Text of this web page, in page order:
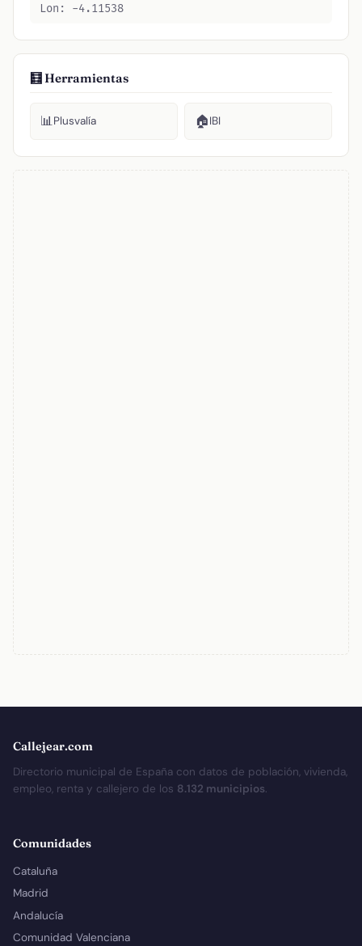
Lon: -4.11538
🧮 Herramientas
📊Plusvalía 🏠IBI
Callejear.com
Directorio municipal de España con datos de población, vivienda,
empleo, renta y callejero de los 8.132 municipios.
Comunidades
Cataluña
Madrid
Andalucía
Comunidad Valenciana